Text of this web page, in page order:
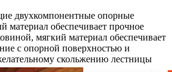
двухкомпонентные опорные
материал обеспечивает прочное
мягкий материал обеспечивает
с опорной поверхностью и
скольжению лестницы